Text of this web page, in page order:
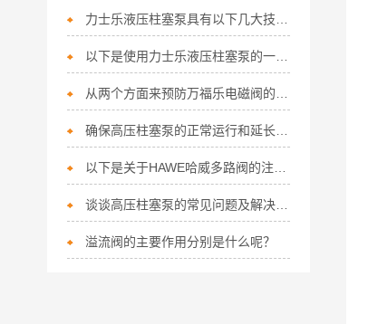
以下是使用力士乐液压柱塞泵的一些技巧
确保高压柱塞泵的正常运行和延长使用寿命，少不了以下几点！
谈谈高压柱塞泵的常见问题及解决方法
溢流阀的主要作用分别是什么呢？